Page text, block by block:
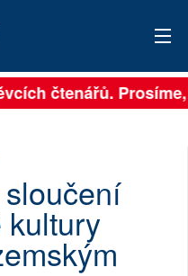
čtenářů. Prosíme,
kultury